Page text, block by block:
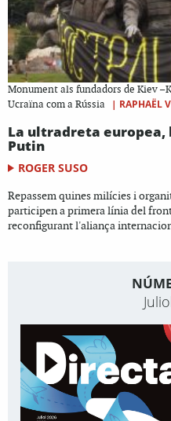
Monument als fundadors de Kiev
Ucraïna com a Rússia
| RAPHAËL
La ultradreta europea,
Putin
ROGER SUSO
Repassem quines milícies i
participen a primera línia del
reconfigurant l'aliança